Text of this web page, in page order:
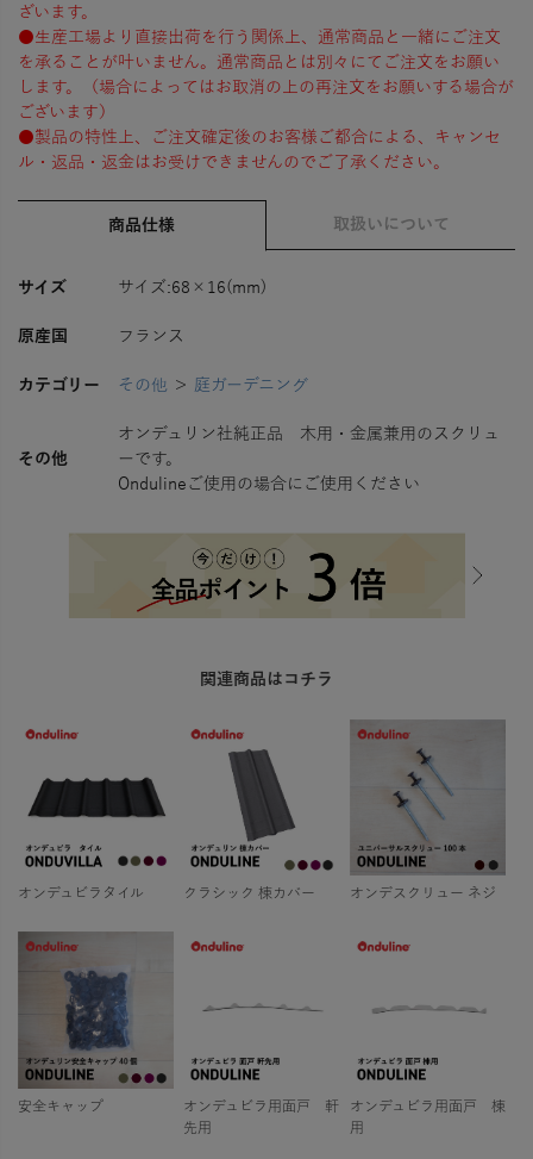
ざいます。
●生産工場より直接出荷を行う関係上、通常商品と一緒にご注文
を承ることが叶いません。通常商品とは別々にてご注文をお願い
します。（場合によってはお取消の上の再注文をお願いする場合が
ございます）
●製品の特性上、ご注文確定後のお客様ご都合による、キャンセ
ル・返品・返金はお受けできませんのでご了承ください。
商品仕様 取扱いについて
サイズ サイズ:68×16(mm)
原産国 フランス
カテゴリー その他 ＞ 庭ガーデニング
その他
オンデュリン社純正品 木用・金属兼用のスクリュ
ーです。
Ondulineご使用の場合にご使用ください
関連商品はコチラ
オンデュビラタイル クラシック 棟カバー オンデスクリュー ネジ
安全キャップ
オンデュビラ用面戸 軒
先用
オンデュビラ用面戸 棟
用